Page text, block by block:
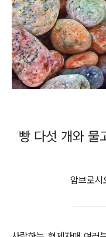
빵 다섯 개와 물
암브로시